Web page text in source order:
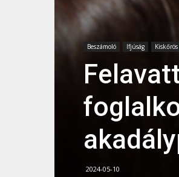
Beszámoló Ifjúság Kiskőrös
2024-05-10